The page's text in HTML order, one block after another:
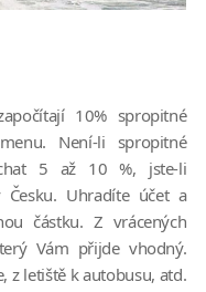
10% spropitné
Není-li spropitné
5 až 10 %, jste-li
Uhradíte účet a
částku. Z vrácených
Vám přijde vhodný.
z letiště k autobusu, atd.